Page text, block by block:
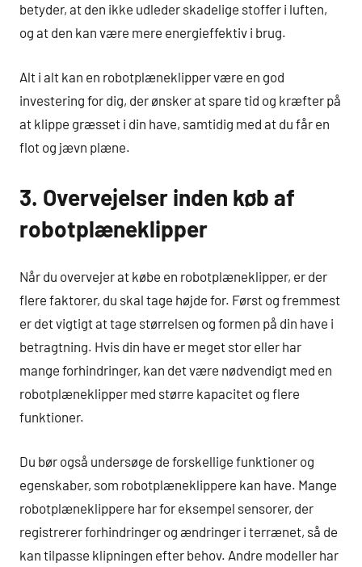
betyder, at den ikke udleder skadelige stoffer i luften,
og at den kan være mere energieffektiv i brug.
Alt i alt kan en robotplæneklipper være en god
investering for dig, der ønsker at spare tid og kræfter på
at klippe græsset i din have, samtidig med at du får en
flot og jævn plæne.
3. Overvejelser inden køb af
robotplæneklipper
Når du overvejer at købe en robotplæneklipper, er der
flere faktorer, du skal tage højde for. Først og fremmest
er det vigtigt at tage størrelsen og formen på din have i
betragtning. Hvis din have er meget stor eller har
mange forhindringer, kan det være nødvendigt med en
robotplæneklipper med større kapacitet og flere
funktioner.
Du bør også undersøge de forskellige funktioner og
egenskaber, som robotplæneklippere kan have. Mange
robotplæneklippere har for eksempel sensorer, der
registrerer forhindringer og ændringer i terrænet, så de
kan tilpasse klipningen efter behov. Andre modeller har